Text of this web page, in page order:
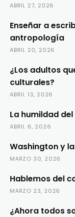
ABRIL 27, 2026
Enseñar a
antropología
ABRIL 20, 2026
¿Los adultos
culturales?
ABRIL 13, 2026
La humildad
ABRIL 6, 2026
Washington y
MARZO 30, 2026
Hablemos del
MARZO 23, 2026
¿Ahora todos